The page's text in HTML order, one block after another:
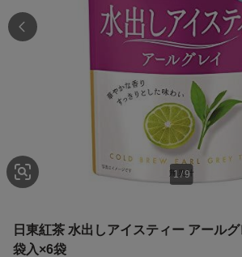
1/9
日東紅茶 水出しアイスティー アール
袋入×6袋